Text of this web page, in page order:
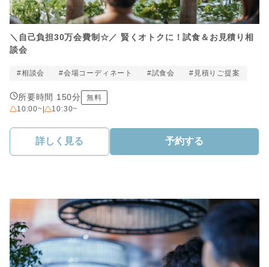
＼自己負担30万会費制☆／ 賢くオトクに！試食＆お見積り相
談会
#相談会 #会場コーディネート #試食会 #見積りご提案
所要時間 150分
無料
10:00~| 10:30~
詳しく見る 予約する